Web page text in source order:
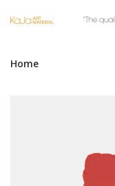
Home